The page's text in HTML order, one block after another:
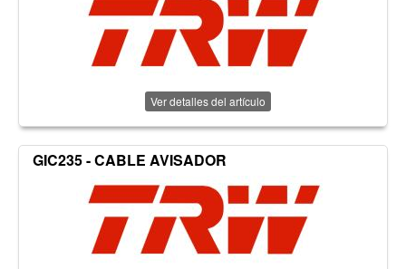
Ver detalles del artículo
GIC235 - CABLE AVISADOR